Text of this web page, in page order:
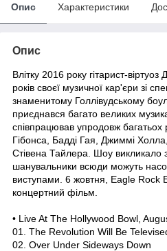
Опис Характеристики
Опис
Влітку 2016 року гітарист-
років своєї музичної кар'єри зі
знаменитому Голлівудському
приєднався багато великих
співпрацював упродовж багатьох
Гібонса, Бадді Гая, Джиммі
Стівена Тайлера. Шоу викликало
шанувальники всюди можуть
виступами. 6 жовтня, Eagle Rock
концертний фільм.
• Live At The Hollywood Bowl,
01. The Revolution Will Be
02. Over Under Sideways Down